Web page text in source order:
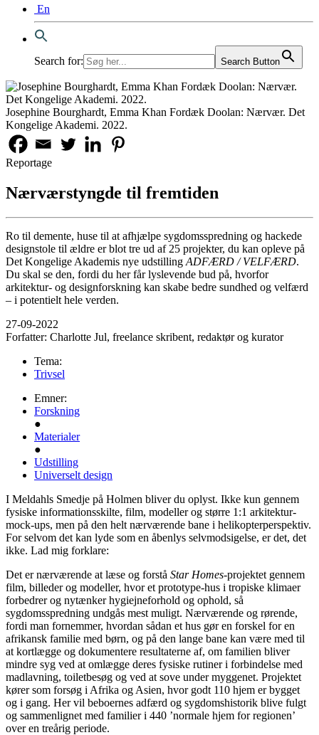
En
Search for: Search Button
Josephine Bourghardt, Emma Khan Fordæk Doolan: Nærvær. Det
Kongelige Akademi. 2022.
Reportage
Nærværstyngde til fremtiden
Ro til demente, huse til at afhjælpe sygdomsspredning og hackede
designstole til ældre er blot tre ud af 25 projekter, du kan opleve på
Det Kongelige Akademis nye udstilling ADFÆRD / VELFÆRD.
Du skal se den, fordi du her får lyslevende bud på, hvorfor
arkitektur- og designforskning kan skabe bedre sundhed og velfærd
–­ i potentielt hele verden.
27-09-2022
Forfatter: Charlotte Jul, freelance skribent, redaktør og kurator
Tema:
Trivsel
Emner:
Forskning
●
Materialer
●
Udstilling
Universelt design
I Meldahls Smedje på Holmen bliver du oplyst. Ikke kun gennem
fysiske informationsskilte, film, modeller og større 1:1 arkitektur-
mock-ups, men på den helt nærværende bane i helikopterperspektiv.
For selvom det kan lyde som en åbenlys selvmodsigelse, er det, det
ikke. Lad mig forklare:
Det er nærværende at læse og forstå Star Homes-projektet gennem
film, billeder og modeller, hvor et prototype-hus i tropiske klimaer
forbedrer og nytænker hygiejneforhold og ophold, så
sygdomsspredning undgås mest muligt. Nærværende og rørende,
fordi man fornemmer, hvordan sådan et hus gør en forskel for en
afrikansk familie med børn, og på den lange bane kan være med til
at kortlægge og dokumentere resultaterne af, om familien bliver
mindre syg ved at omlægge deres fysiske rutiner i forbindelse med
madlavning, toiletbesøg og ved at sove under myggenet. Projektet
kører som forsøg i Afrika og Asien, hvor godt 110 hjem er bygget
og i gang. Her vil beboernes adfærd og sygdomshistorik blive fulgt
og sammenlignet med familier i 440 ’normale hjem for regionen’
over en treårig periode.